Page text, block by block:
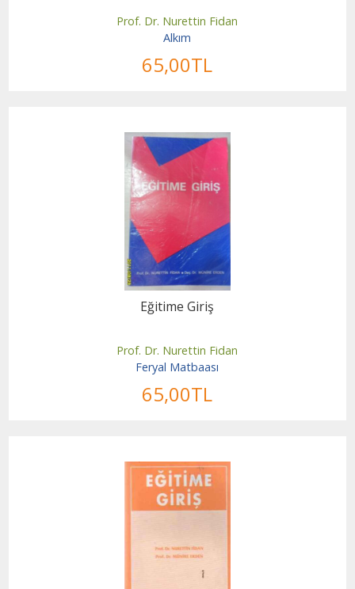
Prof. Dr. Nurettin Fidan
Alkım
65,00TL
Eğitime Giriş
Prof. Dr. Nurettin Fidan
Feryal Matbaası
65,00TL